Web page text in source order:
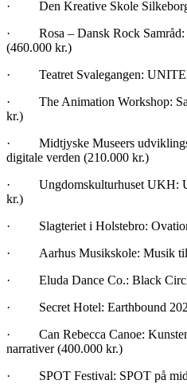
· Den Kreative Skole
· Rosa – Dansk Rock Samråd:
(460.000 kr.)
· Teatret Svalegangen:
· The Animation Workshop:
kr.)
· Midtjyske Museers
digitale verden (210.000 kr.)
· Ungdomskulturhuset UKH:
kr.)
· Slagteriet i Holstebro:
· Aarhus Musikskole: Musik til
· Eluda Dance Co.: Black
· Secret Hotel: Earthbound
· Can Rebecca Canoe:
narrativer (400.000 kr.)
· SPOT Festival: SPOT på